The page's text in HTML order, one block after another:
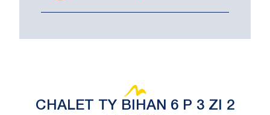
CHALET TY BIHAN 6 P 3 ZI 2